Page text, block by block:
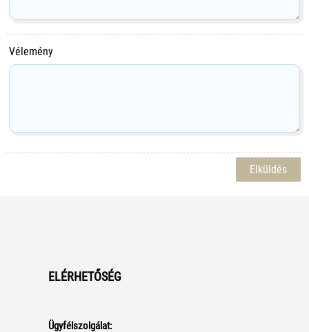
Vélemény
ELÉRHETŐSÉG
Ügyfélszolgálat: